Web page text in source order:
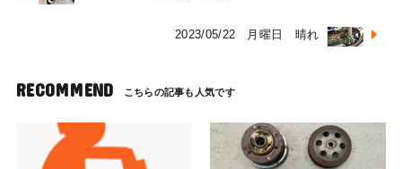
2023/05/22 月曜日 晴れ
RECOMMEND